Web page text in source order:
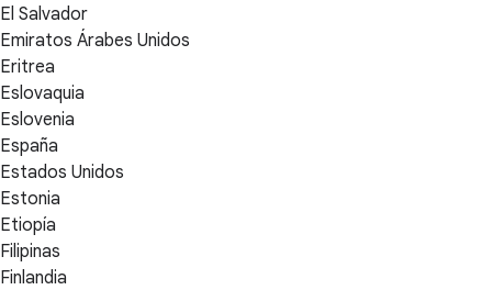
El Salvador
Emiratos Árabes Unidos
Eritrea
Eslovaquia
Eslovenia
España
Estados Unidos
Estonia
Etiopía
Filipinas
Finlandia